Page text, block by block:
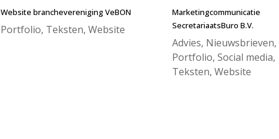
Website branchevereniging VeBON
Portfolio, Teksten, Website
Marketingcommunicatie
SecretariaatsBuro B.V.
Advies, Nieuwsbrieven,
Portfolio, Social media,
Teksten, Website